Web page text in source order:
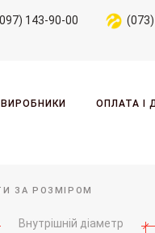
143-90-00
ВИРОБНИКИ ОПЛАТА І
ЗА РОЗМІРОМ
Внутрішній діаметр